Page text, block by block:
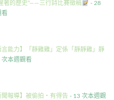
著的歷史”——三行詩比賽徵稿
- 28
看
言能力】「靜雞雞」定係「靜靜雞」靜
次本週觀看
聞報導】被偷拍・有得告 - 13 次本週觀